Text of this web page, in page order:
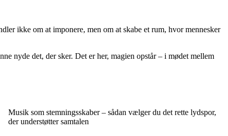
ikke om at imponere, men om at skabe et rum, hvor mennesker
nyde det, der sker. Det er her, magien opstår – i mødet mellem
Musik som stemningsskaber – sådan vælger du det rette lydspor,
der understøtter samtalen